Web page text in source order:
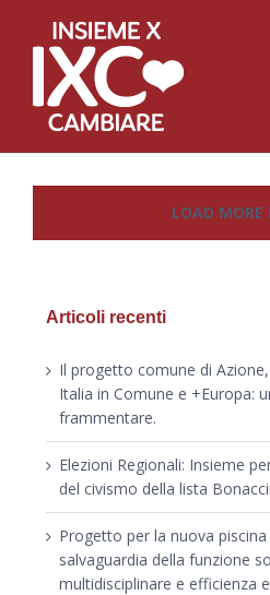
LOAD MORE
Articoli recenti
Il progetto comune di
Italia in Comune e +Europa:
frammentare.
Elezioni Regionali: Insieme
del civismo della lista
Progetto per la nuova piscina
salvaguardia della funzione
multidisciplinare e efficienza